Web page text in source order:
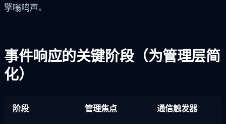
擎嗡鸣声。
事件响应的关键阶段（为管理层简
化）
阶段 管理焦点 通信触发器